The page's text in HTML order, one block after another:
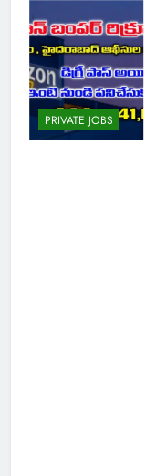
PRIVATE JOBS